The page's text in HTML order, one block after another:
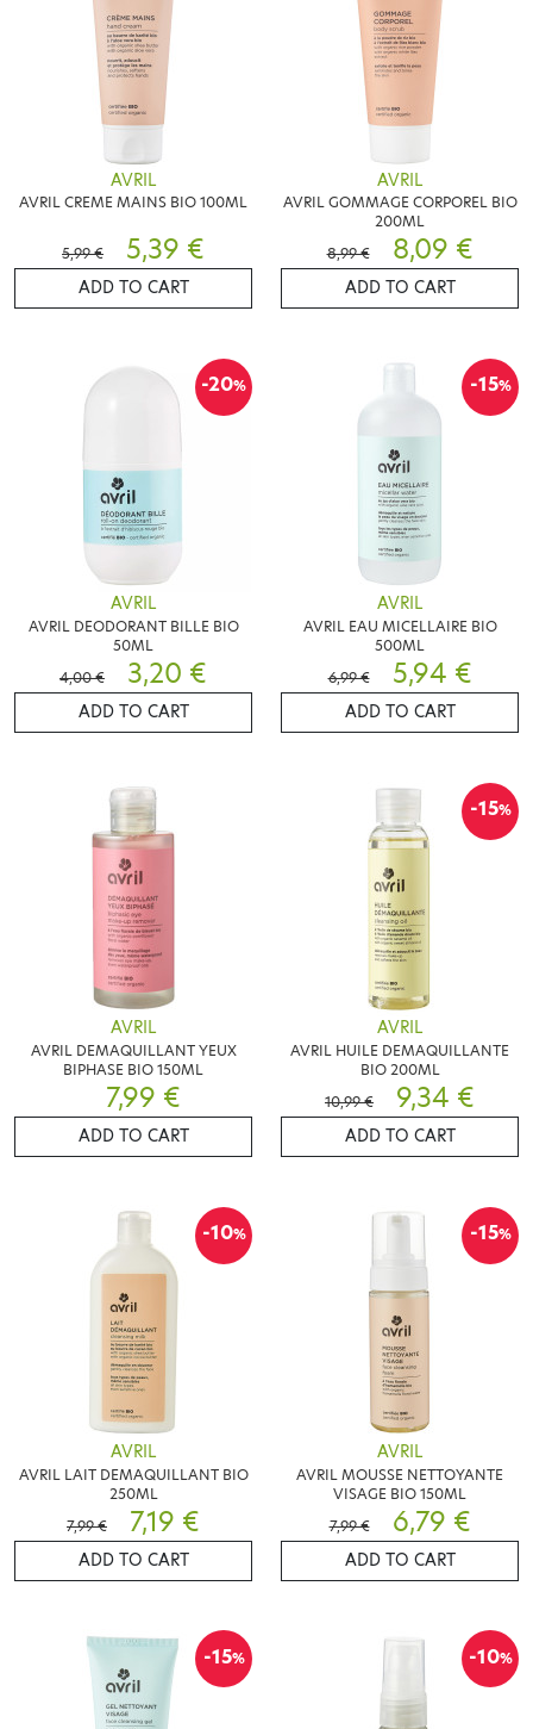
AVRIL
AVRIL CREME MAINS BIO 100ML
5,99 € 5,39 €
ADD TO CART
AVRIL
AVRIL GOMMAGE CORPOREL BIO
200ML
8,99 €
8,09 €
ADD TO CART
-20%
AVRIL
AVRIL DEODORANT BILLE BIO
50ML
4,00 €
3,20 €
ADD TO CART
-15%
AVRIL
AVRIL EAU MICELLAIRE BIO
500ML
6,99 €
5,94 €
ADD TO CART
AVRIL
AVRIL DEMAQUILLANT YEUX
BIPHASE BIO 150ML
7,99 €
ADD TO CART
-15%
AVRIL
AVRIL HUILE DEMAQUILLANTE
BIO 200ML
10,99 €
9,34 €
ADD TO CART
-10%
AVRIL
AVRIL LAIT DEMAQUILLANT BIO
250ML
7,99 €
7,19 €
ADD TO CART
-15%
AVRIL
AVRIL MOUSSE NETTOYANTE
VISAGE BIO 150ML
7,99 €
6,79 €
ADD TO CART
-15% -10%